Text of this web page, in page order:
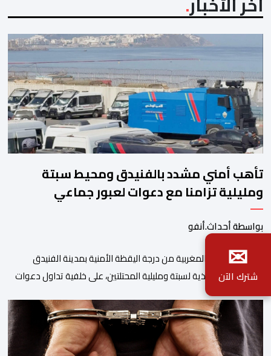
تأهب أمني مشدد بالفنيدق ومحيط سبتة
ومليلية تزامنا مع دعوات لعبور جماعي
بواسطة أحداث.أنفو
رفعت السلطات المغربية من درجة اليقظة الأمنية بمدينة الفنيدق
والمناطق المحاذية لسبتة ومليلية المحتلتين، على خلفية تداول دعوات
عبر منصات التواصل الاجتماعي تحث على تنفيذ محاولة جماعية جديدة
للوصول إلى المدينتين يوم 15 غشت الجاري. وعرفت المناطق الشمالية
خلال الساعات الأخيرة انتشارا أمنيا مكثفا، خاصة بالمحاور الطرقية
المؤدية إلى الفنيدق، حيث جرى تعزيز الدوريات وإقامة […]
✉
شترك الآن